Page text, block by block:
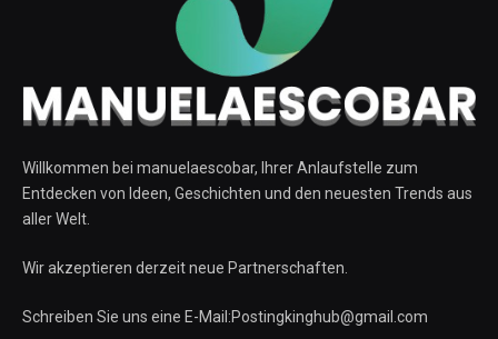
Willkommen bei manuelaescobar, Ihrer Anlaufstelle zum
Entdecken von Ideen, Geschichten und den neuesten Trends aus
aller Welt.
Wir akzeptieren derzeit neue Partnerschaften.
Schreiben Sie uns eine E-Mail:Postingkinghub@gmail.com